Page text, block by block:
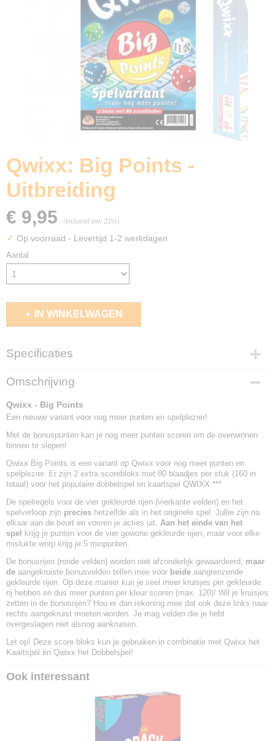
Qwixx: Big Points -
Uitbreiding
€ 9,95 (inclusief btw 21%)
✓ Op voorraad - Levertijd 1-2 werkdagen
Aantal
IN WINKELWAGEN
Specificaties
EAN code
8718026301903
Omschrijving
Qwixx - Big Points
Een nieuwe variant voor nog meer punten en spelplezier!
Met de bonuspunten kan je nog meer punten scoren om de overwinnen
binnen te slepen!
Qwixx Big Points is een variant op Qwixx voor nog meer punten en
spelplezier. Er zijn 2 extra scorebloks met 80 blaadjes per stuk (160 in
totaal) voor het populaire dobbelspel en kaartspel QWIXX ***
De spelregels voor de vier gekleurde rijen (vierkante velden) en het
spelverloop zijn precies hetzelfde als in het originele spel. Jullie zijn na
elkaar aan de beurt en voeren je acties uit. Aan het einde van het
spel
krijg je punten voor de vier gewone gekleurde rijen, maar voor elke
mislukte worp krijg je 5 minpunten.
De bonusrijen (ronde velden) worden niet afzonderlijk gewaardeerd, maar
de aangekruiste bonusvelden tellen mee voor beide aangrenzende
gekleurde rijen. Op deze manier kun je veel meer kruisjes per gekleurde
rij hebben en dus meer punten per kleur scoren (max. 120)! Wil je kruisjes
zetten in de bonusrijen? Hou er dan rekening mee dat ook deze links naar
rechts aangekruist moeten worden. Je mag velden die je hebt
overgeslagen niet alsnog aankruisen.
Let op! Deze score bloks kun je gebruiken in combinatie met Qwixx het
Kaartspel én Qwixx het Dobbelspel!
Ook interessant